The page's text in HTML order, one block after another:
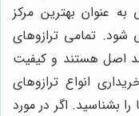
به عنوان بهترین مرکز
شود. تمامی ترازوهای
اصل هستند و کیفیت
انواع ترازوهای
بشناسید. اگر در مورد